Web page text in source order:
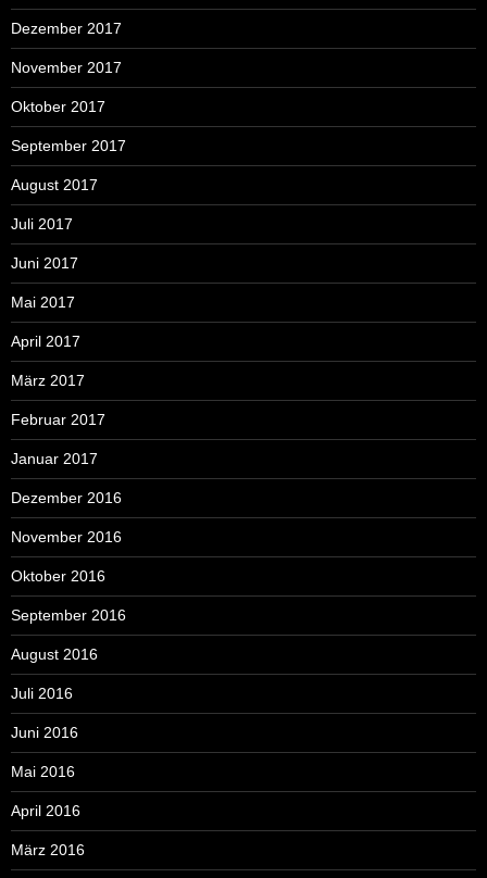
Dezember 2017
November 2017
Oktober 2017
September 2017
August 2017
Juli 2017
Juni 2017
Mai 2017
April 2017
März 2017
Februar 2017
Januar 2017
Dezember 2016
November 2016
Oktober 2016
September 2016
August 2016
Juli 2016
Juni 2016
Mai 2016
April 2016
März 2016